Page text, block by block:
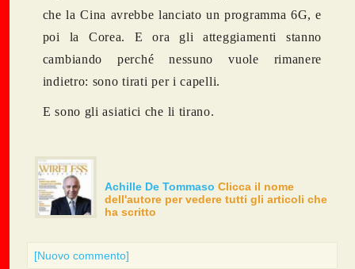
che la Cina avrebbe lanciato un programma 6G, e
poi la Corea. E ora gli atteggiamenti stanno
cambiando perché nessuno vuole rimanere
indietro: sono tirati per i capelli.
E sono gli asiatici che li tirano.
Achille De Tommaso Clicca il nome
dell'autore per vedere tutti gli articoli che
ha scritto
[Nuovo commento]